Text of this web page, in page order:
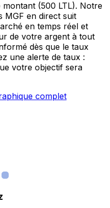
(500 LTL). Notre
MGF en direct suit
en temps réel et
de votre argent à tout
dès que le taux
une alerte de taux :
votre objectif sera
complet